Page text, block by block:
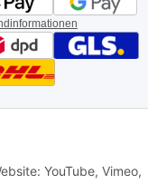
YouTube, Vimeo,
Datenschutz | Impressum